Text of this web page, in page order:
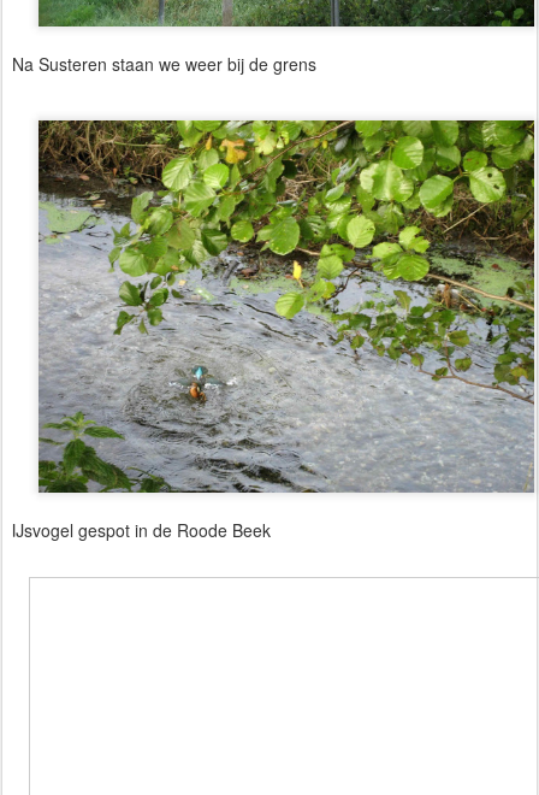
Na Susteren staan we weer bij de grens
IJsvogel gespot in de Roode Beek